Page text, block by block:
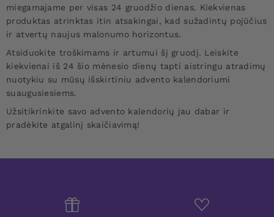
miegamajame per visas 24 gruodžio dienas. Kiekvienas
produktas atrinktas itin atsakingai, kad sužadintų pojūčius
ir atvertų naujus malonumo horizontus.
Atsiduokite troškimams ir artumui šį gruodį. Leiskite
kiekvienai iš 24 šio mėnesio dienų tapti aistringu atradimų
nuotykiu su mūsų išskirtiniu advento kalendoriumi
suaugusiesiems.
Užsitikrinkite savo advento kalendorių jau dabar ir
pradėkite atgalinį skaičiavimą!